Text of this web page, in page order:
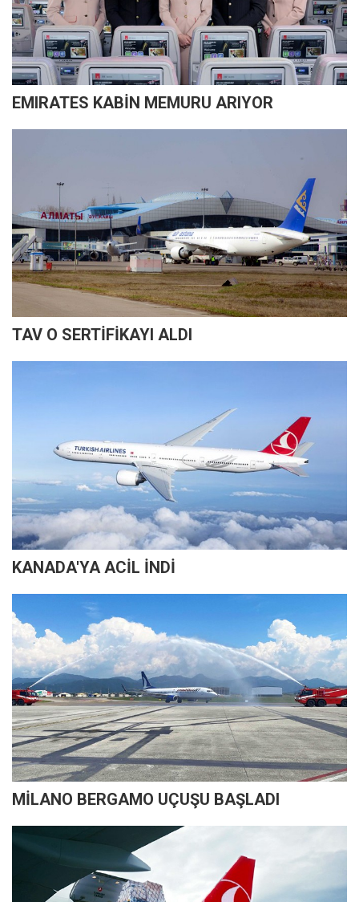
EMIRATES KABİN MEMURU ARIYOR
TAV O SERTİFİKAYI ALDI
KANADA'YA ACİL İNDİ
MİLANO BERGAMO UÇUŞU BAŞLADI